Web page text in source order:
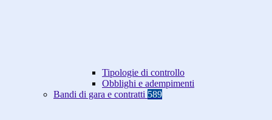
Tipologie di controllo
Obblighi e adempimenti
Bandi di gara e contratti 589